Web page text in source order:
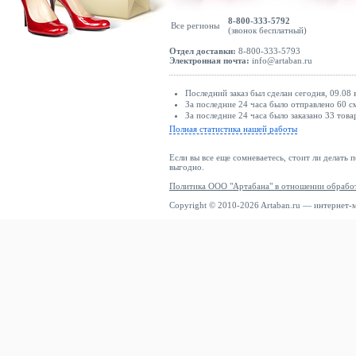
Все регионы
8-800-333-5792
(звонок бесплатный)
Отдел доставки: 8-800-333-5793
Электронная почта: info@artaban.ru
Последний заказ был сделан сегодня, 09.08
За последние 24 часа было отправлено 60
За последние 24 часа было заказано 33
Полная статистика нашей работы
Если вы все еще сомневаетесь, стоит ли делать
выгодно.
Политика ООО "Артабана" в отношении
Copyright © 2010-2026 Artaban.ru — интернет-